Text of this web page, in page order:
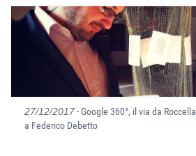
27/12/2017- Google 360°, il via da
a Federico Debetto